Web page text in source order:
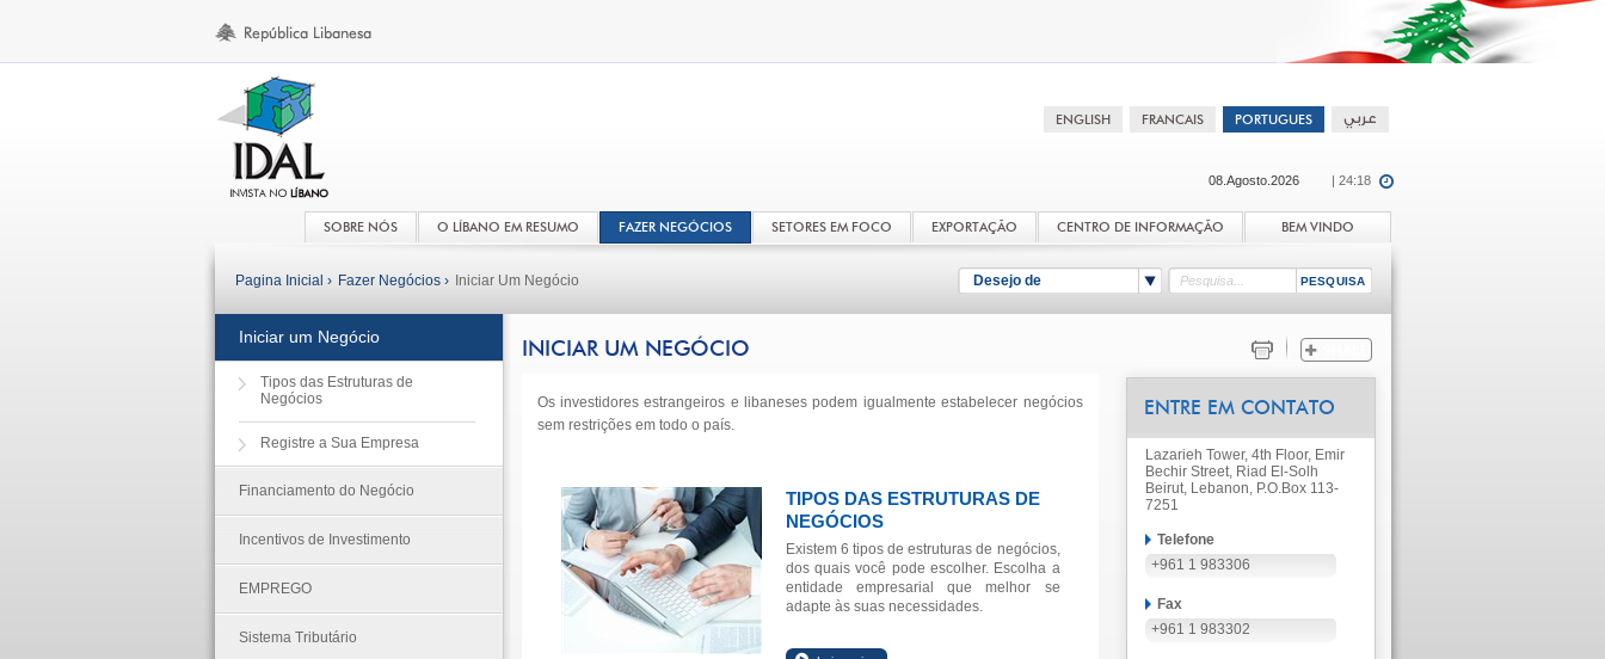
08.Agosto.2026 | 24:18
SOBRE NÓS O LÍBANO EM RESUMO FAZER NEGÓCIOS SETORES EM FOCO EXPORTAÇÃO CENTRO DE INFORMAÇÃO BEM VINDO
Desejo de
Pagina Inicial › Fazer Negócios › Iniciar Um Negócio
Iniciar um Negócio
Tipos das Estruturas de
Negócios
Registre a Sua Empresa
Financiamento do Negócio
Incentivos de Investimento
EMPREGO
Sistema Tributário
INICIAR UM NEGÓCIO
Os investidores estrangeiros e libaneses podem igualmente estabelecer negócios
sem restrições em todo o país.
TIPOS DAS ESTRUTURAS DE
NEGÓCIOS
Existem 6 tipos de estruturas de negócios,
dos quais você pode escolher. Escolha a
entidade empresarial que melhor se
adapte às suas necessidades.
ENTRE EM CONTATO
Lazarieh Tower, 4th Floor, Emir
Bechir Street, Riad El-Solh
Beirut, Lebanon, P.O.Box 113-
7251
Telefone
+961 1 983306
Fax
+961 1 983302